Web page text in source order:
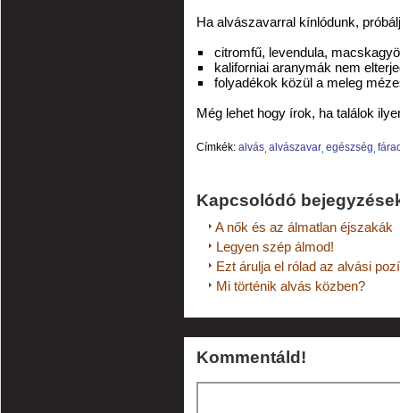
Ha alvászavarral kínlódunk,
citromfű, levendula,
kaliforniai aranymák nem
folyadékok közül a meleg
Még lehet hogy írok, ha találok
Címkék: alvás alvászavar egészség
Kapcsolódó
A nők és az álmatlan éjszakák
Legyen szép álmod!
Ezt árulja el rólad az alvási
Mi történik alvás közben?
Kommentáld!